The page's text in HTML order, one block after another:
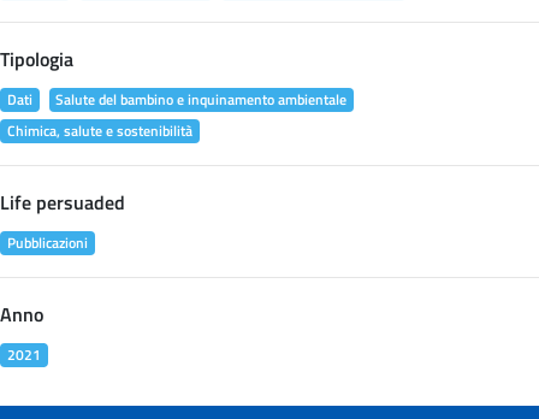
Tipologia
Dati
Salute del bambino e inquinamento ambientale
Chimica, salute e sostenibilità
Life persuaded
Pubblicazioni
Anno
2021